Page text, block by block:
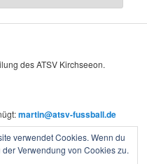
des ATSV Kirchseeon.
martin@atsv-fussball.de
verwendet Cookies. Wenn du
Verwendung von Cookies zu.